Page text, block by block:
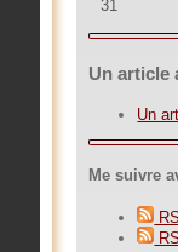
31
Un article
Un
Me suivre